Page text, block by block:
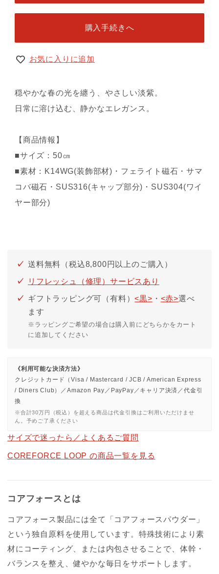
購入手続きへ
お気に入りに追加
穏やかな春の光を纏う、やさしい淡紫。
日常に溶け込む、静かなエレガンス。
【商品情報】
■サイズ：50㎝
■素材：K14WG(装飾部材)・フェライト磁石・サマ
コバ磁石・SUS316(キャップ部分)・SUS304(ワイ
ヤー部分)
送料無料（税込8,800円以上のご購入）
リフレッシュ（修理）サービスあり
ギフトラッピング可（有料）<黒> ・ <赤>選べ
ます
※ラッピングご希望の場合は購入前にどちらかをカート
に追加してください
《利用可能な決済方法》
クレジットカード（Visa / Mastercard / JCB / American Express
/ Diners Club）／Amazon Pay／PayPay／キャリア決済／代金引
換
※合計30万円（税込）を超える商品は代金引換はご利用いただけませ
ん。予めご了承ください
サイズで迷ったら／よくあるご質問
COREFORCE LOOP の商品一覧を見る
コアフォースとは
コアフォース製品には全て「コアフォースパウダー」
という独自原料を使用しています。特殊技術により素
材にコーティング、または内包させることで、体幹・
バランスを整え、健やかな毎日をサポートします。